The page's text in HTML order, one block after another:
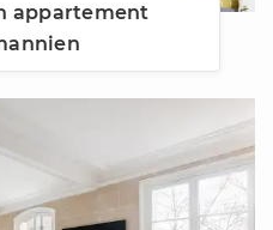
appartement